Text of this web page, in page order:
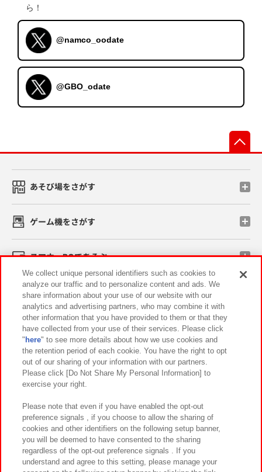
ら！
@namco_oodate
@GBO_odate
あそび場をさがす
ゲーム機をさがす
スマホ・PCであそぶ
イベント・キャンペーン
関連会社 サステナビリティ サイトポリシー
プライバシーポリシー ウェブアクセシビリティ方針と検証結果
お取引先さまとともに
カスタマーハラスメント対応方針 よくあるご質問・お問い合わせ
We collect unique personal identifiers such as cookies to
analyze our traffic and to personalize content and ads. We
share information about your use of our website with our
analytics and advertising partners, who may combine it with
other information that you have provided to them or that they
have collected from your use of their services. Please click
" here" to see more details about how we use cookies and
the retention period of each cookie. You have the right to opt
out of our sharing of your information with our partners.
Please click [Do Not Share My Personal Information] to
exercise your right.
Please note that even if you have enabled the opt-out
preference signals , if you choose to allow the sharing of
cookies and other identifiers on the following setup banner,
you will be deemed to have consented to the sharing
regardless of the opt-out preference signals . If you
understand and agree to this setting, please manage your